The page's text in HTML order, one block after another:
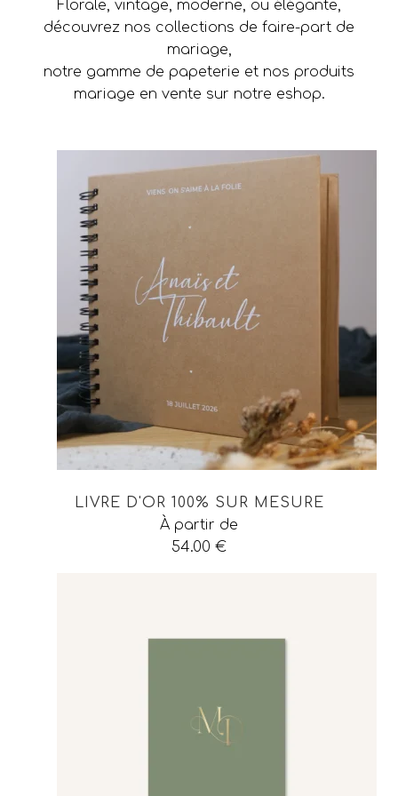
Florale, vintage, moderne, ou élégante,
découvrez nos collections de faire-part de
mariage,
notre gamme de papeterie et nos produits
mariage en vente sur notre eshop.
LIVRE D'OR 100% SUR MESURE
À partir de
54.00 €